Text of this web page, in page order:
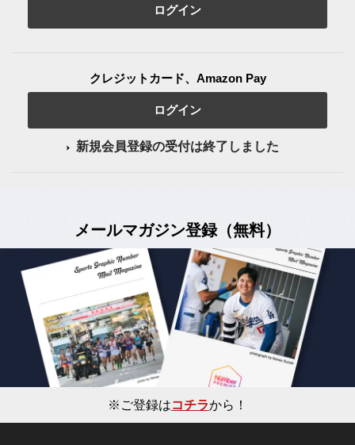
ログイン
クレジットカード、Amazon Pay
ログイン
新規会員登録の受付は終了しました
メールマガジン登録（無料）
※ご登録はコチラから！